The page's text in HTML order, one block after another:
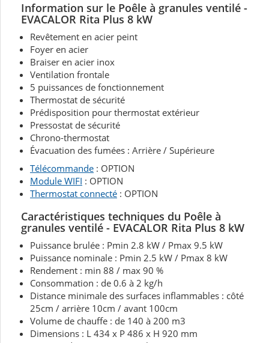
Information sur le Poêle à granules ventilé -
EVACALOR Rita Plus 8 kW
Revêtement en acier peint
Foyer en acier
Braiser en acier inox
Ventilation frontale
5 puissances de fonctionnement
Thermostat de sécurité
Prédisposition pour thermostat extérieur
Pressostat de sécurité
Chrono-thermostat
Évacuation des fumées : Arrière / Supérieure
Télécommande : OPTION
Module WIFI : OPTION
Thermostat connecté : OPTION
Caractéristiques techniques du Poêle à
granules ventilé - EVACALOR Rita Plus 8 kW
Puissance brulée : Pmin 2.8 kW / Pmax 9.5 kW
Puissance nominale : Pmin 2.5 kW / Pmax 8 kW
Rendement : min 88 / max 90 %
Consommation : de 0.6 à 2 kg/h
Distance minimale des surfaces inflammables : côté
25cm / arrière 10cm / avant 100cm
Volume de chauffe : de 140 à 200 m3
Dimensions : L 434 x P 486 x H 920 mm